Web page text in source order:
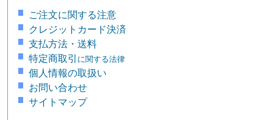
ご注文に関する注意
クレジットカード決済
支払方法・送料
特定商取引 に関する法律
個人情報の取扱い
お問い合わせ
サイトマップ